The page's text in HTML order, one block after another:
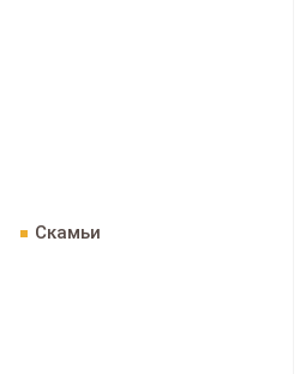
Скамьи